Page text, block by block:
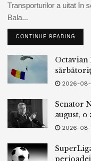
Transporturilor a uitat în
Bala...
CONTINUE READING
Octavian
2026-08-
Senator
august,
2026-08-
perioadei